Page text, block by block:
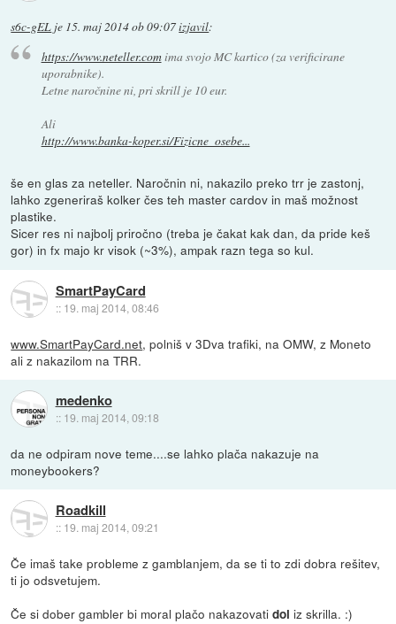
s6c-gEL je 15. maj 2014 ob 09:07izjavil:
https://www.neteller.comima svojo MC kartico (za verificirane
uporabnike).
Letne naročnine ni, pri skrill je 10 eur.
Ali
http://www.banka-koper.si/Fizicne_osebe...
še en glas za neteller. Naročnin ni, nakazilo preko trr je zastonj,
lahko zgeneriraš kolker čes teh master cardov in maš možnost
plastike.
Sicer res ni najbolj priročno (treba je čakat kak dan, da pride keš
gor) in fx majo kr visok (~3%), ampak razn tega so kul.
SmartPayCard
:: 19. maj 2014, 08:46
www.SmartPayCard.net, polniš v 3Dva trafiki, na OMW, z Moneto
ali z nakazilom na TRR.
medenko
:: 19. maj 2014, 09:18
da ne odpiram nove teme....se lahko plača nakazuje na
moneybookers?
Roadkill
:: 19. maj 2014, 09:21
Če imaš take probleme z gamblanjem, da se ti to zdi dobra rešitev,
ti jo odsvetujem.
Če si dober gambler bi moral plačo nakazovatidol iz skrilla. :)